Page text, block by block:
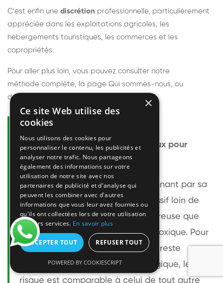
C'est enfin une discrétion professionnelle, particulièrement
appréciée dans les exploitations agricoles, les
hébergements touristiques, les commerces et les
copropriétés.
Pour aller plus loin, vous pouvez consulter notre
méthode complète, la page Qui sommes-nous, ou
découvrir
Questions fréquentes
Le frelon européen est-il dangereux pour
l'homme ?
Le frelon européen est impressionnant par sa
taille mais relativement peu agressif loin de
son nid. Sa piqûre est plus douloureuse que
celle d'une guêpe sans être plus toxique. Pour
une personne non allergique, elle reste
bénigne. Pour une personne allergique, le
risque est comparable à celui de tout autre
×
Ce site Web utilise des
cookies
Nous utilisons des cookies pour
personnaliser le contenu, les publicités et
analyser notre trafic. Nous partageons
également des informations sur votre
utilisation de notre site avec nos
partenaires de publicité et d'analyse qui
peuvent les combiner avec d'autres
informations que vous leur avez fournies ou
qu'ils ont collectées lors de votre utilisation
de leurs services. En savoir plus
ACCEPTER TOUT REFUSER TOUT
POWERED BY COOKIESCRIPT